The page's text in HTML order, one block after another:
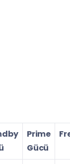
Prime
Gücü